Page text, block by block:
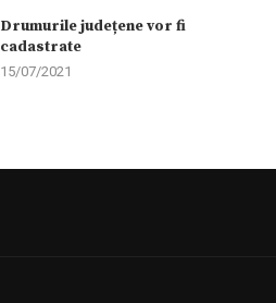
Drumurile județene vor fi
cadastrate
15/07/2021